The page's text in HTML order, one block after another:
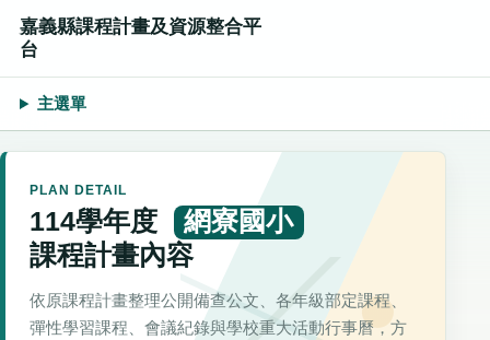
嘉義縣課程計畫及資源整合平
台
主選單
PLAN DETAIL
114學年度
網寮國小
課程計畫內容
依原課程計畫整理公開備查公文、各年級部定課程、
彈性學習課程、會議紀錄與學校重大活動行事曆，方